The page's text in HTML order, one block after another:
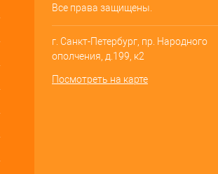
Все права защищены.
г. Санкт-Петербург, пр. Народного
ополчения, д.199, к2
Посмотреть на карте